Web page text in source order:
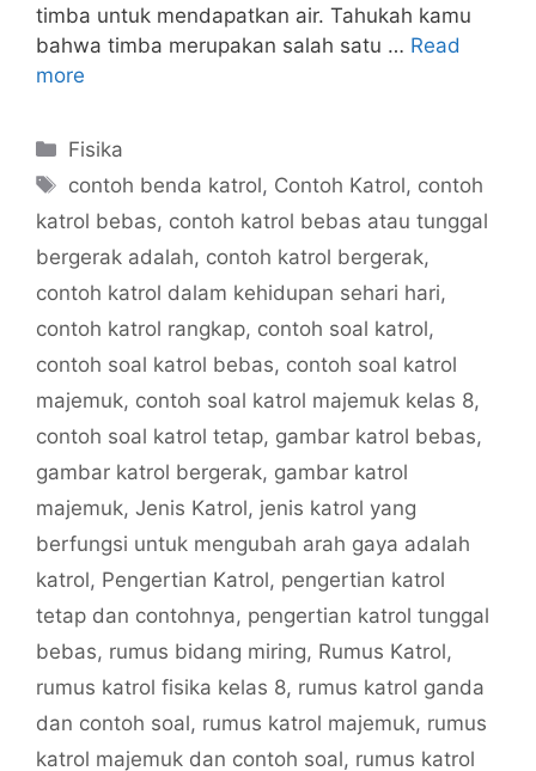
timba untuk mendapatkan air. Tahukah kamu
bahwa timba merupakan salah satu … Read
more
Categories
Fisika
Tags
contoh benda katrol, Contoh Katrol, contoh
katrol bebas, contoh katrol bebas atau tunggal
bergerak adalah, contoh katrol bergerak,
contoh katrol dalam kehidupan sehari hari,
contoh katrol rangkap, contoh soal katrol,
contoh soal katrol bebas, contoh soal katrol
majemuk, contoh soal katrol majemuk kelas 8,
contoh soal katrol tetap, gambar katrol bebas,
gambar katrol bergerak, gambar katrol
majemuk, Jenis Katrol, jenis katrol yang
berfungsi untuk mengubah arah gaya adalah
katrol, Pengertian Katrol, pengertian katrol
tetap dan contohnya, pengertian katrol tunggal
bebas, rumus bidang miring, Rumus Katrol,
rumus katrol fisika kelas 8, rumus katrol ganda
dan contoh soal, rumus katrol majemuk, rumus
katrol majemuk dan contoh soal, rumus katrol